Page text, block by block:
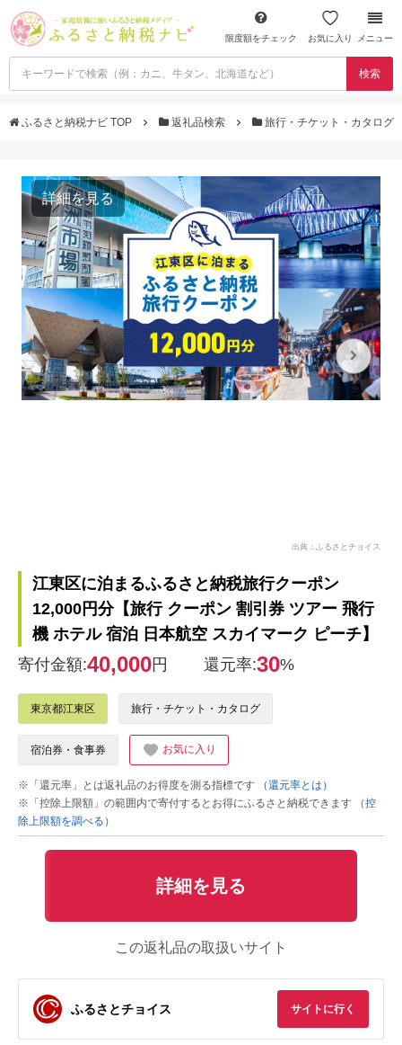
限度額をチェック お気に入り メニュー
検索
ふるさと納税ナビ TOP 返礼品検索 旅行・チケット・カタログ
詳細を見る
出典：ふるさとチョイス
江東区に泊まるふるさと納税旅行クーポン
12,000円分【旅行 クーポン 割引券 ツアー 飛行
機 ホテル 宿泊 日本航空 スカイマーク ピーチ】
寄付金額:40,000円 還元率:30%
東京都江東区 旅行・チケット・カタログ
宿泊券・食事券 お気に入り
※「還元率」とは返礼品のお得度を測る指標です
（還元率とは）
※「控除上限額」の範囲内で寄付するとお得にふるさと納税できます
（控
除上限額を調べる）
詳細を見る
この返礼品の取扱いサイト
ふるさとチョイス サイトに行く